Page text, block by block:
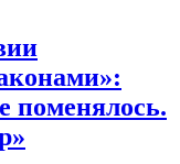
поменялось.